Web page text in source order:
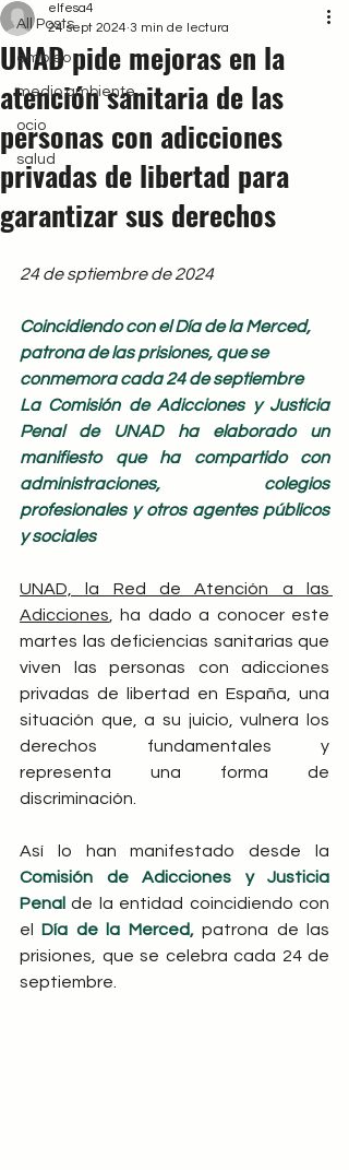
All Posts
empleo
medio ambiente
ocio
salud
UNAD pide mejoras en la
atención sanitaria de las
personas con adicciones
privadas de libertad para
garantizar sus derechos
elfesa4
24 sept 2024 3 min de lectura
24 de sptiembre de 2024
Coincidiendo con el Día de la Merced,
patrona de las prisiones, que se
conmemora cada 24 de septiembre
La Comisión de Adicciones y Justicia
Penal de UNAD ha elaborado un
manifiesto que ha compartido con
administraciones, colegios
profesionales y otros agentes públicos
y sociales
UNAD, la Red de Atención a las
Adicciones , ha dado a conocer este
martes las deficiencias sanitarias que
viven las personas con adicciones
privadas de libertad en España, una
situación que, a su juicio, vulnera los
derechos fundamentales y
representa una forma de
discriminación.
Así lo han manifestado desde la
Comisión de Adicciones y Justicia
Penal de la entidad coincidiendo con
el Día de la Merced, patrona de las
prisiones, que se celebra cada 24 de
septiembre.